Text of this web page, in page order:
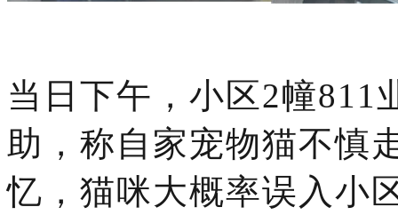
当日下午，小区2幢811
助，称自家宠物猫不慎
忆，猫咪大概率误入小